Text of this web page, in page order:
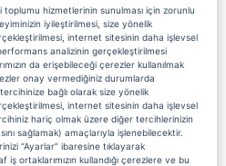
hizmetlerinin sunulması için zorunlu
iyileştirilmesi, size yönelik
internet sitesinin daha işlevsel
analizinin gerçekleştirilmesi
da erişebileceği çerezler kullanılmak
onay vermediğiniz durumlarda
bağlı olarak size yönelik
internet sitesinin daha işlevsel
hariç olmak üzere diğer tercihlerinizin
sağlamak) amaçlarıyla işlenebilecektir.
“Ayarlar” ibaresine tıklayarak
ortaklarımızın kullandığı çerezlere ve bu